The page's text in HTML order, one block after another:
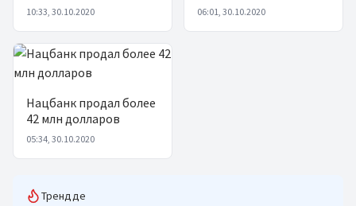
10:33, 30.10.2020 06:01, 30.10.2020
Нацбанк продал более
42 млн долларов
05:34, 30.10.2020
Трендде